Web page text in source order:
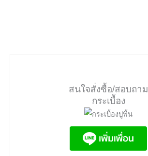
สนใจสั่งซื้อ/สอบถาม
กระเบื้อง